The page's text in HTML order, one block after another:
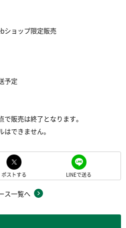
ショップ限定販売
予定
で販売は終了となります。
はできません。
ポストする LINEで送る
ス一覧へ